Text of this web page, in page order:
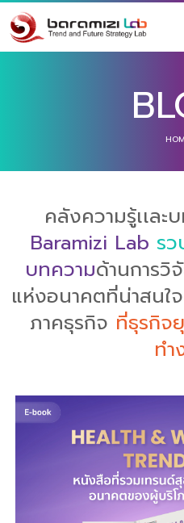
คลังความรู้เเล
Baramizi Lab ร
บทความด้านการวิ
แห่งอนาคตที่น่าสนใ
ภาคธุรกิจ ที่ธุรกิจ
ทำ